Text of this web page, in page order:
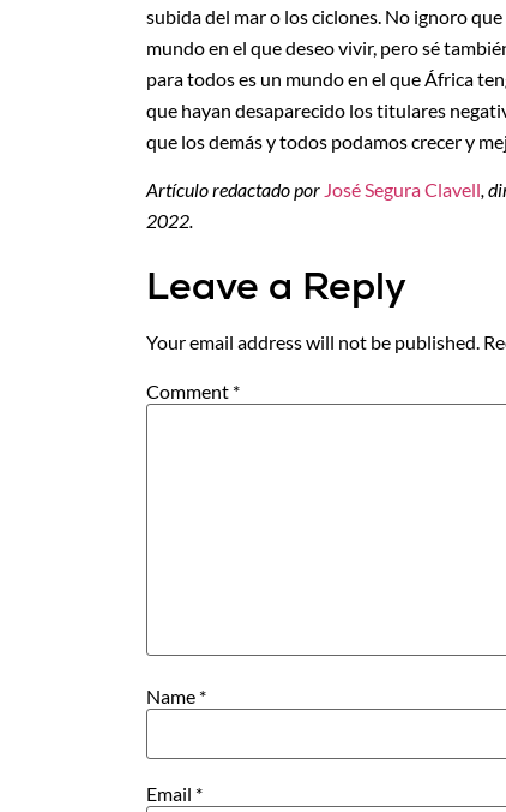
subida del mar o los ciclones. No ignoro
mundo en el que deseo vivir, pero sé
para todos es un mundo en el que África
que hayan desaparecido los titulares
que los demás y todos podamos crecer y
Artículo redactado por José Segura Clavell,
2022.
Leave a Reply
Your email address will not be published.
Comment *
Name *
Email *